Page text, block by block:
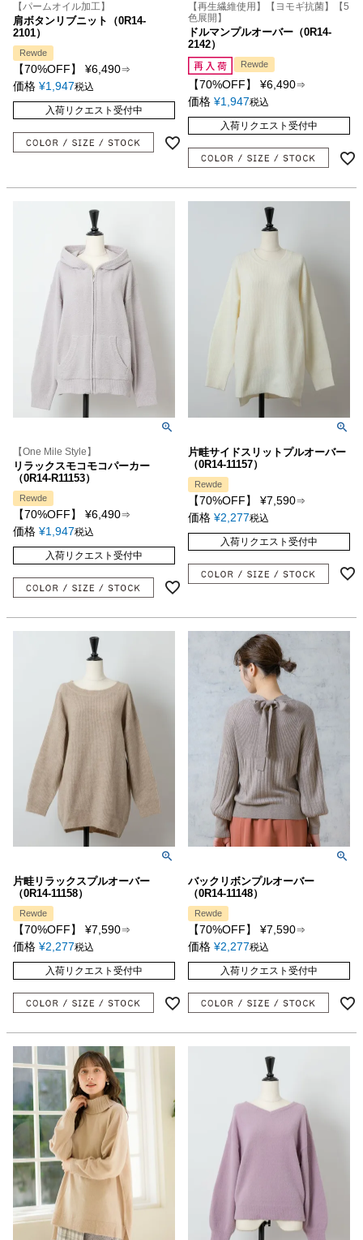
【パームオイル加工】
肩ボタンリブニット（0R14-
2101）
Rewde
【70%OFF】 ¥6,490⇒
価格 ¥1,947税込
入荷リクエスト受付中
【再生繊維使用】【ヨモギ抗菌】【5
色展開】
ドルマンプルオーバー（0R14-
2142）
Rewde
【70%OFF】 ¥6,490⇒
価格 ¥1,947税込
入荷リクエスト受付中
【One Mile Style】
リラックスモコモコパーカー
（0R14-R11153）
Rewde
【70%OFF】 ¥6,490⇒
価格 ¥1,947税込
入荷リクエスト受付中
片畦サイドスリットプルオーバー
（0R14-11157）
Rewde
【70%OFF】 ¥7,590⇒
価格 ¥2,277税込
入荷リクエスト受付中
片畦リラックスプルオーバー
（0R14-11158）
Rewde
【70%OFF】 ¥7,590⇒
価格 ¥2,277税込
入荷リクエスト受付中
バックリボンプルオーバー
（0R14-11148）
Rewde
【70%OFF】 ¥7,590⇒
価格 ¥2,277税込
入荷リクエスト受付中